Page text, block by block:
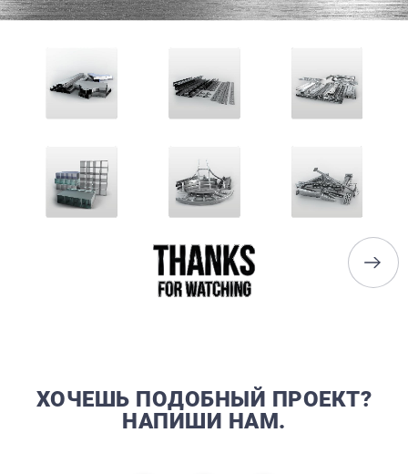
ХОЧЕШЬ ПОДОБНЫЙ ПРОЕКТ?
НАПИШИ НАМ.
УСЛУГИ
ПОРТФОЛИО
КАРЬЕРА